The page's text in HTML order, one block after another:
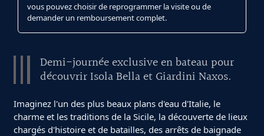
vous pouvez choisir de reprogrammer la visite ou de
demander un remboursement complet.
Demi-journée exclusive en bateau pour
découvrir Isola Bella et Giardini Naxos.
Imaginez l'un des plus beaux plans d'eau d'Italie, le
charme et les traditions de la Sicile, la découverte de lieux
chargés d'histoire et de batailles, des arrêts de baignade